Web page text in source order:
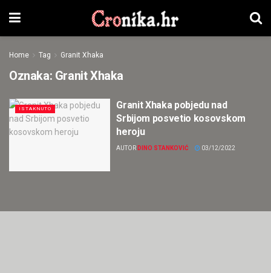
Home Tag Granit Xhaka
Oznaka: Granit Xhaka
ISTAKNUTO
Granit Xhaka pobjedu nad
Srbijom posvetio kosovskom
heroju
AUTOR DINO STANKOVIĆ 03/12/2022